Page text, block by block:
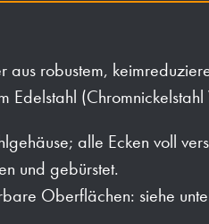
aus robustem,
Edelstahl
alle Ecken voll
und gebürstet.
Oberflächen: siehe